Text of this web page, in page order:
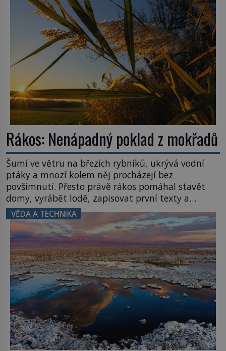
zvládnou jen představitelné věci. Na malé kousky
Název: Columbia První […]
Rákos: Nenápadný poklad z mokřadů
Šumí ve větru na březích rybníků, ukrývá vodní
ptáky a mnozí kolem něj procházejí bez
povšimnutí. Přesto právě rákos pomáhal stavět
domy, vyrábět lodě, zapisovat první texty a
inspiroval řadu pověstí. Tato skromná, ale
užitečná rostlina provází člověka už tisíce let.
Většina lidí vnímá rákos jen jako obyčejnou kulisu
letního koupání. Stačí se však podívat […]
VĚDA A TECHNIKA